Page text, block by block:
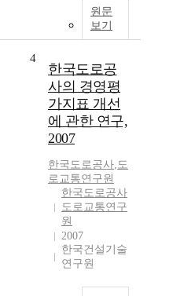
원문
보기
4
한국도로공
사의 경영평
가지표 개선
에 관한 연구,
2007
한국도로공사,도
로교통연구원
한국도로공사
도로교통연구
원
2007
한국건설기술
연구원